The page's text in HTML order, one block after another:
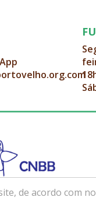
de acordo com